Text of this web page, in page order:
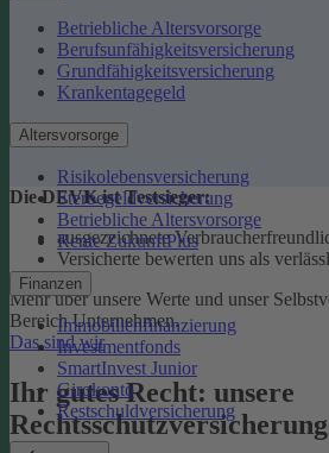
Betriebliche Altersvorsorge
Berufsunfähigkeitsversicherung
Grundfähigkeitsversicherung
Krankentagegeld
Altersvorsorge
Risikolebensversicherung
Sterbegeldversicherung
Betriebliche Altersvorsorge
Rente ZukunftPlus
Finanzen
Immobilienfinanzierung
Investmentfonds
SmartInvest Junior
Girokonto
Restschuldversicherung
Die DEVK ist Testsieger:
ausgezeichnete
Versicherte bewerten uns als
Mehr über unsere Werte und unser
Bereich Unternehmen.
Das sind wir
Ihr gutes Recht: unsere